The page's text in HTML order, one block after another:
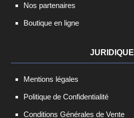
Nos partenaires
Boutique en ligne
JURIDIQUE
Mentions légales
Politique de Confidentialité
Conditions Générales de Vente